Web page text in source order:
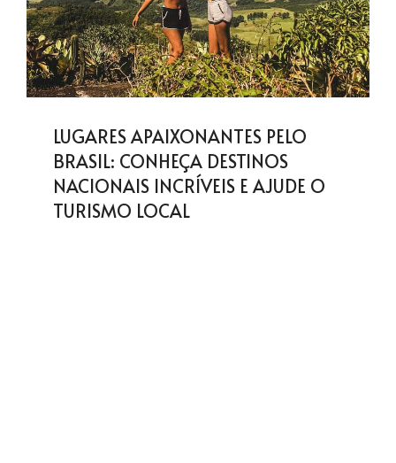
LUGARES APAIXONANTES PELO
BRASIL: CONHEÇA DESTINOS
NACIONAIS INCRÍVEIS E AJUDE O
TURISMO LOCAL